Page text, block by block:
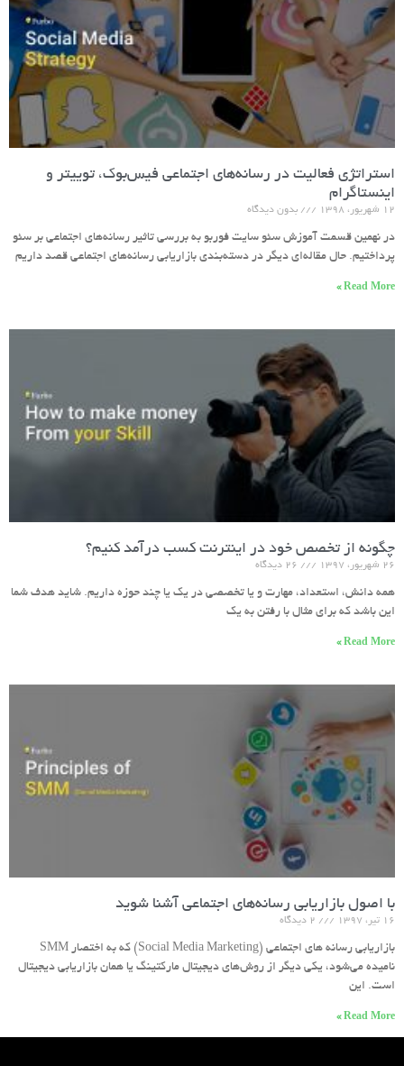
استراتژی فعالیت در رسانه‌های اجتماعی فیس‌بوک، توییتر و
اینستاگرام
۱۲ شهریور، ۱۳۹۸ بدون دیدگاه
در نهمین قسمت آموزش سئو سایت فوربو به بررسی تاثیر رسانه‌های اجتماعی بر سئو
پرداختیم. حال مقاله‌ای دیگر در دسته‌بندی بازاریابی رسانه‌های اجتماعی قصد داریم
Read More »
چگونه از تخصص خود در اینترنت کسب درآمد کنیم؟
۲۶ شهریور، ۱۳۹۷
همه دانش، استعداد، مهارت و یا تخصصی در یک یا چند حوزه داریم. شاید هدف شما
این باشد که برای مثال با رفتن به یک
Read More »
با اصول بازاریابی رسانه‌های اجتماعی آشنا شوید
۱۶ تیر، ۱۳۹۷
بازاریابی رسانه های اجتماعی (Social Media Marketing) که به اختصار SMM
نامیده می‌شود، یکی دیگر از روش‌های دیجیتال مارکتینگ یا همان بازاریابی دیجیتال
است. این
Read More »